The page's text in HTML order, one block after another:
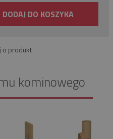
DODAJ DO KOSZYKA
o produkt
kominowego